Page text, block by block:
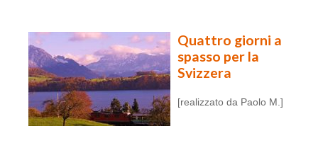
Quattro giorni a
spasso per la
Svizzera
[realizzato da Paolo M.]